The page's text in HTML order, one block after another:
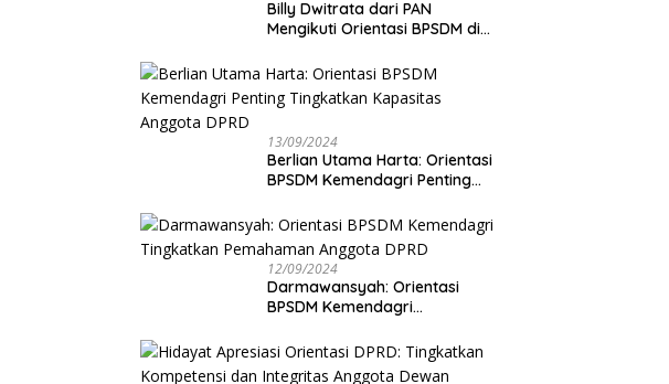
Billy Dwitrata dari PAN
Mengikuti Orientasi BPSDM di
13/09/2024
Berlian Utama Harta: Orientasi
BPSDM Kemendagri Penting
DPRD
12/09/2024
Darmawansyah: Orientasi
BPSDM Kemendagri
Anggota DPRD